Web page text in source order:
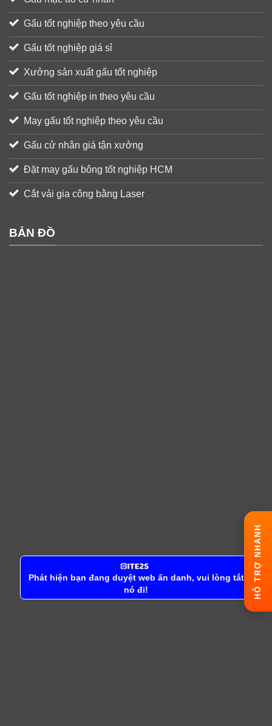
HỖ TRỢ NHANH
Gấu tốt nghiệp theo yêu cầu
Gấu tốt nghiệp giá sỉ
Xưởng sản xuất gấu tốt nghiệp
Gấu tốt nghiệp in theo yêu cầu
May gấu tốt nghiệp theo yêu cầu
Gấu cử nhân giá tận xưởng
Đặt may gấu bông tốt nghiệp HCM
Cắt vải gia công bằng Laser
BẢN ĐỒ